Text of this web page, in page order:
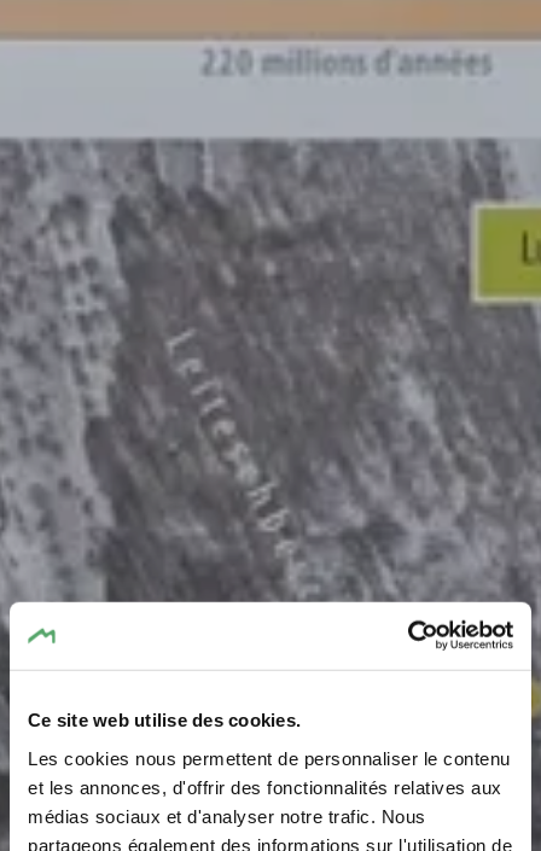
Ce site web utilise des cookies.
Les cookies nous permettent de personnaliser le contenu
et les annonces, d'offrir des fonctionnalités relatives aux
médias sociaux et d'analyser notre trafic. Nous
partageons également des informations sur l'utilisation de